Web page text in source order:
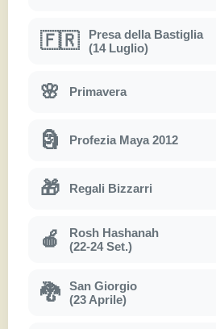
🇫🇷
Presa della Bastiglia
(14 Luglio)
🌸 Primavera
🗿 Profezia Maya 2012
🎁 Regali Bizzarri
🍎
Rosh Hashanah
(22-24 Set.)
🐉
San Giorgio
(23 Aprile)